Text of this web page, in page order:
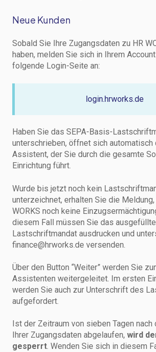
Neue Kunden
Sobald Sie Ihre Zugangsdaten zu HR
haben, melden Sie sich in Ihrem
folgende Login-Seite an:
login.hrworks.de
Haben Sie das SEPA-Basis-
unterschrieben, öffnet sich automatisch
Assistent, der Sie durch die gesamte
Einrichtung führt.
Wurde bis jetzt noch kein
unterzeichnet, erhalten Sie die
WORKS noch keine
diesem Fall müssen Sie das
Lastschriftmandat ausdrucken und
finance@hrworks.de versenden.
Über den Button “Weiter” werden Sie
Assistenten weitergeleitet. Im ersten
werden Sie auch zur Unterschrift des
aufgefordert.
Ist der Zeitraum von sieben Tagen nach
Ihrer Zugangsdaten abgelaufen, wird
gesperrt. Wenden Sie sich in diesem